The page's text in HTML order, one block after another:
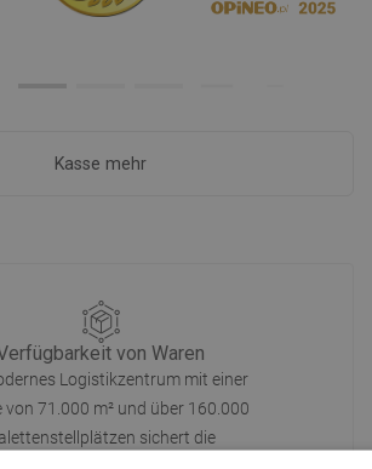
Kasse mehr
von Waren
Logistikzentrum mit einer
von 71.000 m² und über 160.000
sichert die